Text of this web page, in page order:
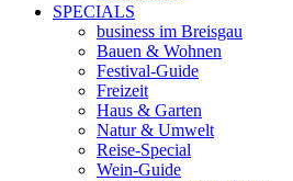
SPECIALS
business im Breisgau
Bauen & Wohnen
Festival-Guide
Freizeit
Haus & Garten
Natur & Umwelt
Reise-Special
Wein-Guide